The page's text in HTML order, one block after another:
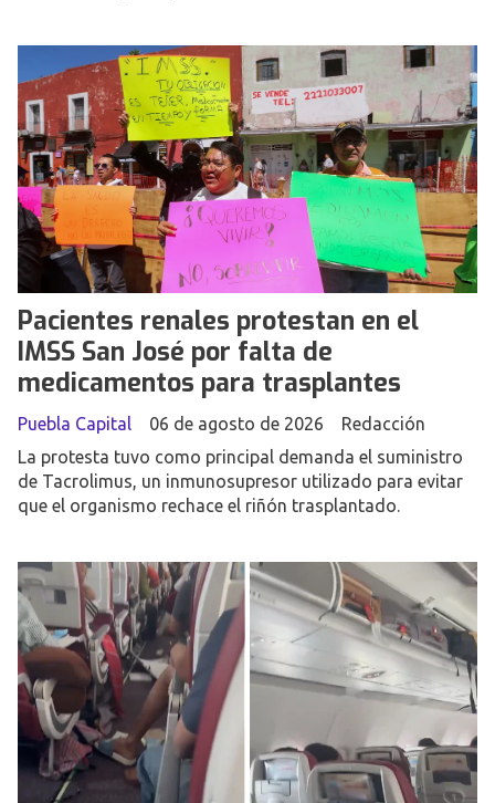
Pacientes renales protestan en el
IMSS San José por falta de
medicamentos para trasplantes
Redacción
Puebla Capital
06 de agosto de 2026
La protesta tuvo como principal demanda el suministro
de Tacrolimus, un inmunosupresor utilizado para evitar
que el organismo rechace el riñón trasplantado.